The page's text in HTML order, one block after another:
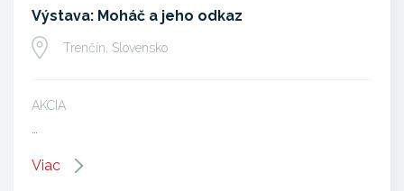
Výstava: Moháč a jeho odkaz
Trenčín, Slovensko
AKCIA
Viac